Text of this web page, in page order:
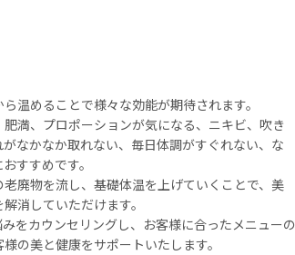
温めることで様々な効能が期待されます。
満、プロポーションが気になる、ニキビ、吹き
なかなか取れない、毎日体調がすぐれない、な
すすめです。
廃物を流し、基礎体温を上げていくことで、美
消していただけます。
をカウンセリングし、お客様に合ったメニューの
の美と健康をサポートいたします。